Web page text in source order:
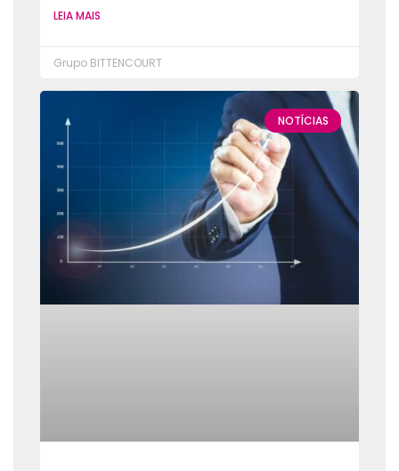
LEIA MAIS
Grupo BITTENCOURT
NOTÍCIAS